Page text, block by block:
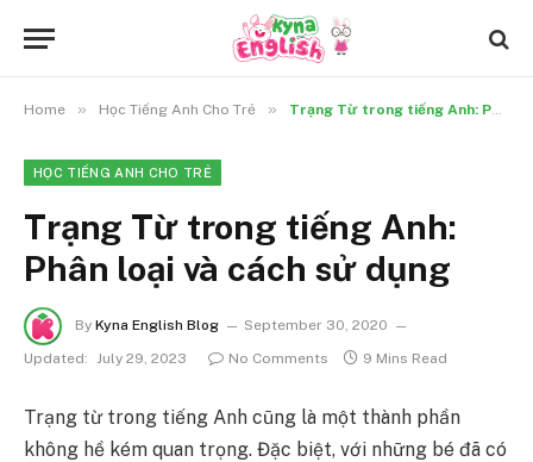
Home » Học Tiếng Anh Cho Trẻ » Trạng Từ trong tiếng Anh: Phân loại và cách sử dụng
HỌC TIẾNG ANH CHO TRẺ
Trạng Từ trong tiếng Anh:
Phân loại và cách sử dụng
By Kyna English Blog
September 30, 2020
Updated: July 29, 2023 No Comments 9 Mins Read
Trạng từ trong tiếng Anh cũng là một thành phần
không hề kém quan trọng. Đặc biệt, với những bé đã có